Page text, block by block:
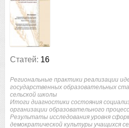
Статей: 16
Региональные практики реализации
государственных образовательных
сельской школы
Итоги диагностики состояния
организации образовательного
Результаты исследования уровня
демократической культуры учащихся